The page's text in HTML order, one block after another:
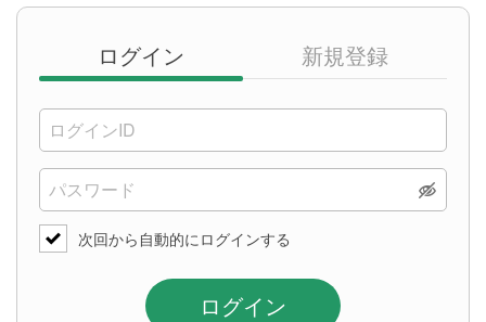
ログイン 新規登録
次回から自動的にログインする
ログイン